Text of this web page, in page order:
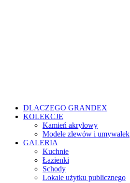
DLACZEGO GRANDEX
KOLEKCJE
Kamień akrylowy
Modele zlewów i umywalek
GALERIA
Kuchnie
Łazienki
Schody
Lokale użytku publicznego